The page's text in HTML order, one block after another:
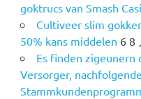
goktrucs van Smash
Cultiveer slim
50% kans middelen 6 8
Es finden zigeunern
Versorger,